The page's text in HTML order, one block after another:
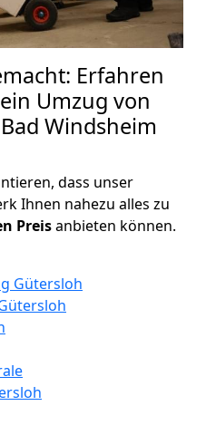
Erfahren
Umzug von
Windsheim
dass unser
Ihnen nahezu alles zu
Preisanbieten können.
Gütersloh